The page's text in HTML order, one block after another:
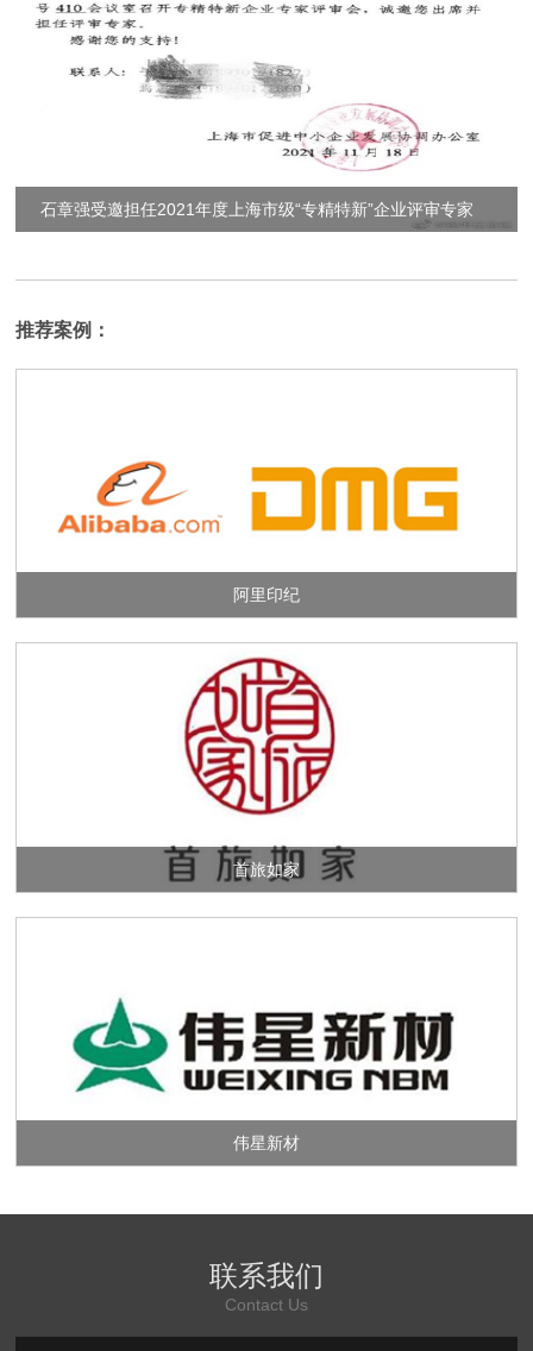
石章强受邀担任2021年度上海市级“专精特新”企业评审专家
推荐案例：
阿里印纪
首旅如家
伟星新材
联系我们
Contact Us